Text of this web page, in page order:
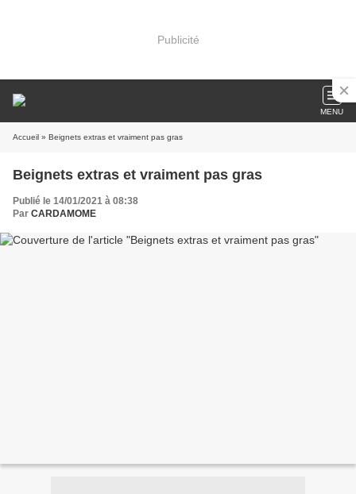
Publicité
MENU
Accueil » Beignets extras et vraiment pas gras
Beignets extras et vraiment pas gras
Publié le 14/01/2021 à 08:38
Par CARDAMOME